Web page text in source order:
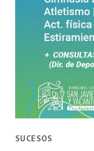
SUCESOS